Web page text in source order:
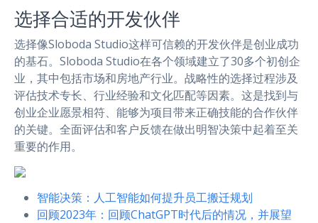
选择合适的开发伙伴
选择像Sloboda Studio这样可信赖的开发伙伴是创业成功
的基石。Sloboda Studio在各个领域建立了30多个初创企
业，其中包括市场和房地产行业。战略性的选择过程涉及
评估技术专长、行业经验和文化匹配等因素。这是找到与
创业企业愿景相符、能够为项目带来正确技能的合作伙伴
的关键。全面评估和客户反馈在做出明智决策中起着至关
重要的作用。
智能决策：人工智能如何提升员工搬迁规划
回顾2023年：回顾ChatGPT时代后的情况，并展望